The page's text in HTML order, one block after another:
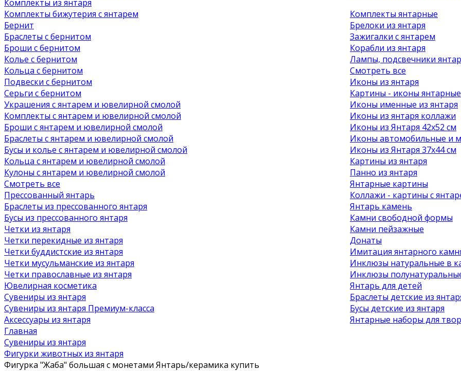
Комплекты из янтаря
Комплекты бижутерия с янтарем
Комплекты янтарные
Бернит
Браслеты с бернитом
Броши с бернитом
Колье с бернитом
Кольца с бернитом
Подвески с бернитом
Серьги с бернитом
Украшения с янтарем и ювелирной смолой
Комплекты с янтарем и ювелирной смолой
Броши с янтарем и ювелирной смолой
Браслеты с янтарем и ювелирной смолой
Бусы и колье с янтарем и ювелирной смолой
Кольца с янтарем и ювелирной смолой
Кулоны с янтарем и ювелирной смолой
Смотреть все
Прессованный янтарь
Браслеты из прессованного янтаря
Бусы из прессованного янтаря
Четки из янтаря
Четки перекидные из янтаря
Четки буддистские из янтаря
Четки мусульманские из янтаря
Четки православные из янтаря
Ювелирная косметика
Сувениры из янтаря
Сувениры из янтаря Премиум-класса
Аксессуары из янтаря
Брелоки из янтаря
Зажигалки с янтарем
Корабли из янтаря
Лампы, подсвечники
Смотреть все
Иконы из янтаря
Картины - иконы янтарные
Иконы именные из янтаря
Иконы из янтаря коллажи
Иконы из Янтаря 42х52 см
Иконы автомобильные и
Иконы из Янтаря 37х44 см
Картины из янтаря
Панно из янтаря
Янтарные картины
Коллажи - картины с
Янтарь камень
Камни свободной формы
Камни пейзажные
Донаты
Имитация янтарного
Инклюзы натуральные в
Инклюзы
Янтарь для детей
Браслеты детские из
Бусы детские из янтаря
Янтарные наборы для
Главная
Сувениры из янтаря
Фигурки животных из янтаря
Фигурка "Жаба" большая с монетами Янтарь/керамика купить